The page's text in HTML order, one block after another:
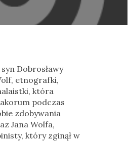
Dobrosławy
etnografki,
która
podczas
zdobywania
Jana Wolfa,
który zginął w